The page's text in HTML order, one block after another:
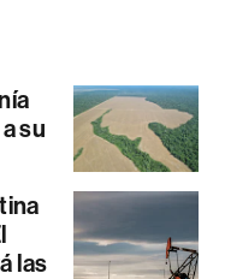
su
las